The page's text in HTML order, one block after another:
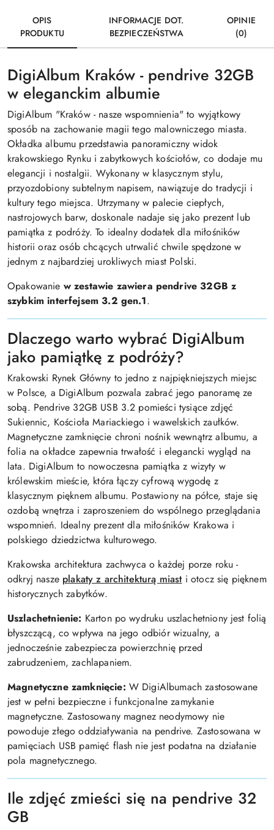
OPIS
PRODUKTU
INFORMACJE DOT.
BEZPIECZEŃSTWA
OPINIE
(0)
DigiAlbum Kraków - pendrive 32GB
w eleganckim albumie
DigiAlbum "Kraków - nasze wspomnienia" to wyjątkowy
sposób na zachowanie magii tego malowniczego miasta.
Okładka albumu przedstawia panoramiczny widok
krakowskiego Rynku i zabytkowych kościołów, co dodaje mu
elegancji i nostalgii. Wykonany w klasycznym stylu,
przyozdobiony subtelnym napisem, nawiązuje do tradycji i
kultury tego miejsca. Utrzymany w palecie ciepłych,
nastrojowych barw, doskonale nadaje się jako prezent lub
pamiątka z podróży. To idealny dodatek dla miłośników
historii oraz osób chcących utrwalić chwile spędzone w
jednym z najbardziej urokliwych miast Polski.
Opakowanie w zestawie zawiera pendrive 32GB z
szybkim interfejsem 3.2 gen.1.
Dlaczego warto wybrać DigiAlbum
jako pamiątkę z podróży?
Krakowski Rynek Główny to jedno z najpiękniejszych miejsc
w Polsce, a DigiAlbum pozwala zabrać jego panoramę ze
sobą. Pendrive 32GB USB 3.2 pomieści tysiące zdjęć
Sukiennic, Kościoła Mariackiego i wawelskich zaułków.
Magnetyczne zamknięcie chroni nośnik wewnątrz albumu, a
folia na okładce zapewnia trwałość i elegancki wygląd na
lata. DigiAlbum to nowoczesna pamiątka z wizyty w
królewskim mieście, która łączy cyfrową wygodę z
klasycznym pięknem albumu. Postawiony na półce, staje się
ozdobą wnętrza i zaproszeniem do wspólnego przeglądania
wspomnień. Idealny prezent dla miłośników Krakowa i
polskiego dziedzictwa kulturowego.
Krakowska architektura zachwyca o każdej porze roku -
odkryj nasze plakaty z architekturą miasti otocz się pięknem
historycznych zabytków.
Uszlachetnienie: Karton po wydruku uszlachetniony jest folią
błyszczącą, co wpływa na jego odbiór wizualny, a
jednocześnie zabezpiecza powierzchnię przed
zabrudzeniem, zachlapaniem.
Magnetyczne zamknięcie: W DigiAlbumach zastosowane
jest w pełni bezpieczne i funkcjonalne zamykanie
magnetyczne. Zastosowany magnez neodymowy nie
powoduje złego oddziaływania na pendrive. Zastosowana w
pamięciach USB pamięć flash nie jest podatna na działanie
pola magnetycznego.
Ile zdjęć zmieści się na pendrive 32
GB